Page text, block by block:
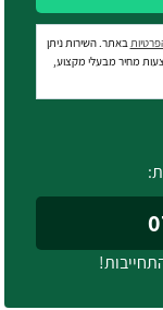
באתר. השירות ניתן
מחיר מבעלי מקצוע,